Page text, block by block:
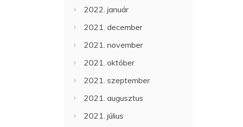
2022. január
2021. december
2021. november
2021. október
2021. szeptember
2021. augusztus
2021. július